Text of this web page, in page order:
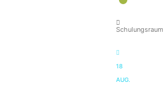
Schulungsraum
18
AUG.